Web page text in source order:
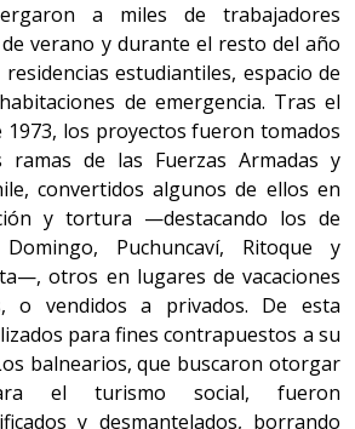
a miles de trabajadores
verano y durante el resto del año
estudiantiles, espacio de
de emergencia. Tras el
1973, los proyectos fueron tomados
de las Fuerzas Armadas y
convertidos algunos de ellos en
y tortura —destacando los de
Puchuncaví, Ritoque y
otros en lugares de vacaciones
o vendidos a privados. De esta
para fines contrapuestos a su
balnearios, que buscaron otorgar
el turismo social, fueron
y desmantelados, borrando